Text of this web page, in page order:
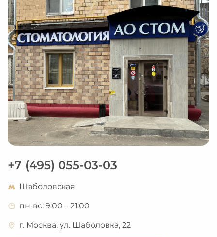
лечение в АО Стом.
+7 (495) 055-03-03
Шаболовская
пн-вс: 9:00 – 21:00
г. Москва, ул. Шаболовка, 22